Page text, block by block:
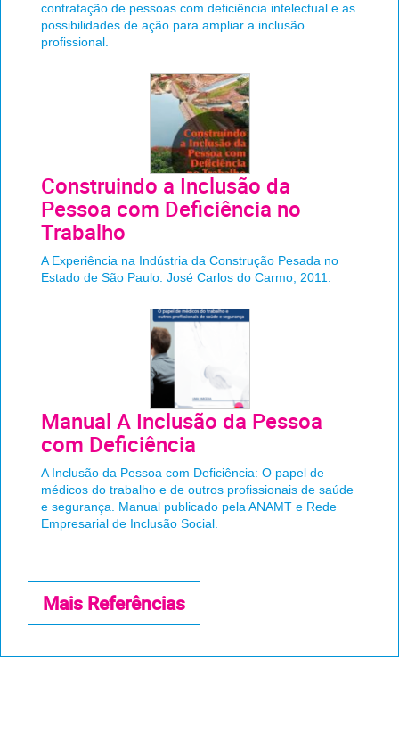
contratação de pessoas com deficiência intelectual e as
possibilidades de ação para ampliar a inclusão
profissional.
Construindo a Inclusão da
Pessoa com Deficiência no
Trabalho
A Experiência na Indústria da Construção Pesada no
Estado de São Paulo. José Carlos do Carmo, 2011.
Manual A Inclusão da Pessoa
com Deficiência
A Inclusão da Pessoa com Deficiência: O papel de
médicos do trabalho e de outros profissionais de saúde
e segurança. Manual publicado pela ANAMT e Rede
Empresarial de Inclusão Social.
Mais Referências